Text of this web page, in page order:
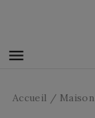

Accueil Maison